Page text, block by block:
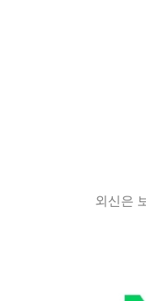
외신은